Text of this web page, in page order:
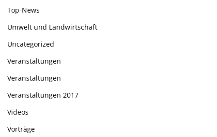
Top-News
Umwelt und Landwirtschaft
Uncategorized
Veranstaltungen
Veranstaltungen
Veranstaltungen 2017
Videos
Vorträge